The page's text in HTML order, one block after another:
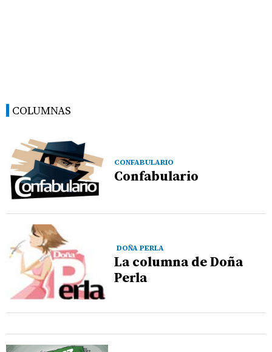
COLUMNAS
CONFABULARIO
Confabulario
DOÑA PERLA
La columna de Doña
Perla